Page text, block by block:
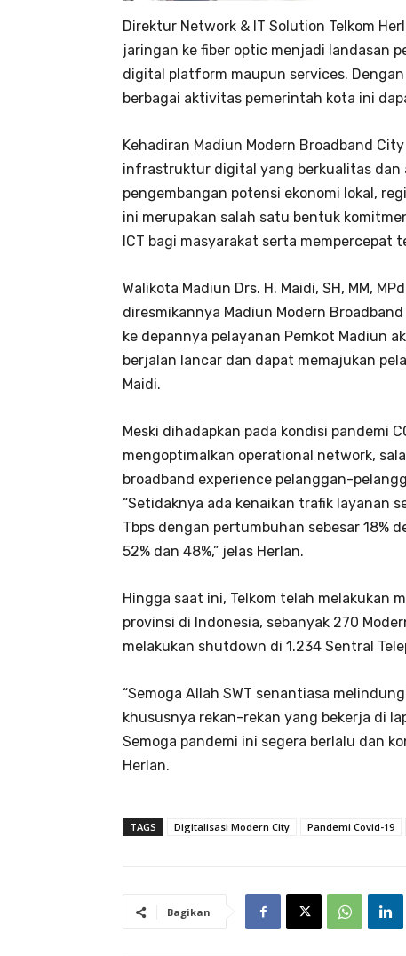
Direktur Network & IT Solution Telkom
jaringan ke fiber optic menjadi landasan
digital platform maupun services.
berbagai aktivitas pemerintah kota ini
Kehadiran Madiun Modern Broadband
infrastruktur digital yang berkualitas dan
pengembangan potensi ekonomi lokal,
ini merupakan salah satu bentuk
ICT bagi masyarakat serta mempercepat
Walikota Madiun Drs. H. Maidi, SH, MM,
diresmikannya Madiun Modern
ke depannya pelayanan Pemkot Madiun
berjalan lancar dan dapat memajukan
Maidi.
Meski dihadapkan pada kondisi pandemi
mengoptimalkan operational network,
broadband experience pelanggan-
“Setidaknya ada kenaikan trafik layanan
Tbps dengan pertumbuhan sebesar 18%
52% dan 48%,” jelas Herlan.
Hingga saat ini, Telkom telah melakukan
provinsi di Indonesia, sebanyak 270
melakukan shutdown di 1.234 Sentral
“Semoga Allah SWT senantiasa
khususnya rekan-rekan yang bekerja di
Semoga pandemi ini segera berlalu dan
Herlan.
TAGS Digitalisasi Modern City Pandemi Covid-19
Bagikan